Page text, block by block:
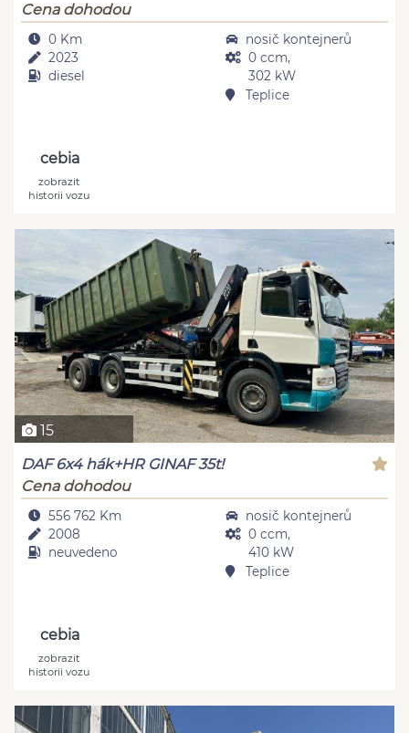
Cena dohodou
0 Km
2023
diesel
nosič kontejnerů
0 ccm,
302 kW
Teplice
cebia
zobrazit
historii vozu
15
DAF 6x4 hák+HR GINAF 35t!
Cena dohodou
556 762 Km
2008
neuvedeno
nosič kontejnerů
0 ccm,
410 kW
Teplice
cebia
zobrazit
historii vozu